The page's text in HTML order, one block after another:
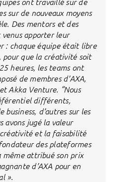
sur de nouveaux moyens
Des mentors et des
venus apporter leur
: chaque équipe était libre
pour que la créativité soit
heures, les teams ont
de membres d’AXA,
Akka Venture. “Nous
différents,
d’autres sur les
avons jugé la valeur
et la faisabilité
des plateformes
attribué son prix
d’AXA pour en
».